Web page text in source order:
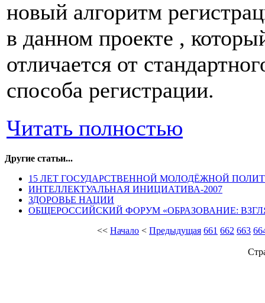
новый алгоритм
в данном проекте ,
отличается от
способа регистрации.
Читать полностью
Другие статьи...
15 ЛЕТ ГОСУДАРСТВЕННОЙ МОЛОДЁЖНОЙ
ИНТЕЛЛЕКТУАЛЬНАЯ ИНИЦИАТИВА-2007
ЗДОРОВЬЕ НАЦИИ
ОБЩЕРОССИЙСКИЙ ФОРУМ «ОБРАЗОВАНИЕ:
<< Начало < Предыдущая 661 662 663